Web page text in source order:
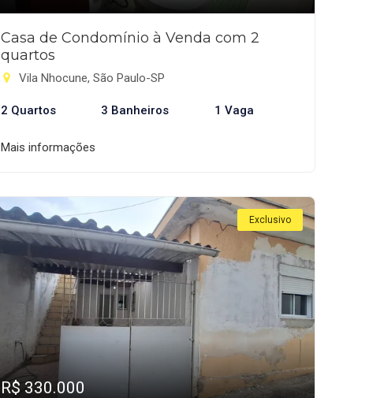
Casa de Condomínio à Venda com 2
quartos
Vila Nhocune, São Paulo-SP
2 Quartos 3 Banheiros 1 Vaga
Mais informações
Exclusivo
R$ 330.000